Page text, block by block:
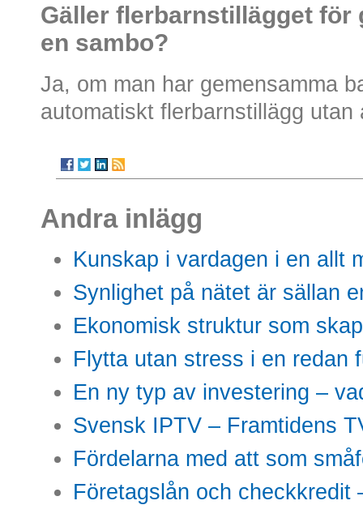
Gäller flerbarnstillägget för
en sambo?
Ja, om man har gemensamma
automatiskt flerbarnstillägg utan
Andra inlägg
Kunskap i vardagen i en allt
Synlighet på nätet är sällan
Ekonomisk struktur som
Flytta utan stress i en redan
En ny typ av investering –
Svensk IPTV – Framtidens
Fördelarna med att som
Företagslån och checkkredit